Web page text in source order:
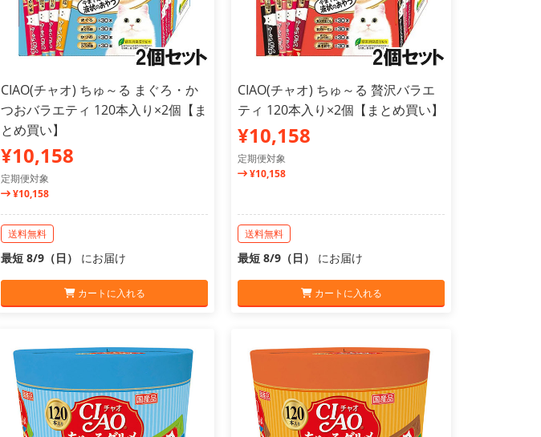
CIAO(チャオ) ちゅ～る まぐろ・か
つおバラエティ 120本入り×2個【ま
とめ買い】
¥10,158
定期便対象
¥10,158
送料無料
最短 8/9（日） にお届け
カートに入れる
CIAO(チャオ) ちゅ～る 贅沢バラエ
ティ 120本入り×2個【まとめ買い】
¥10,158
定期便対象
¥10,158
送料無料
最短 8/9（日） にお届け
カートに入れる